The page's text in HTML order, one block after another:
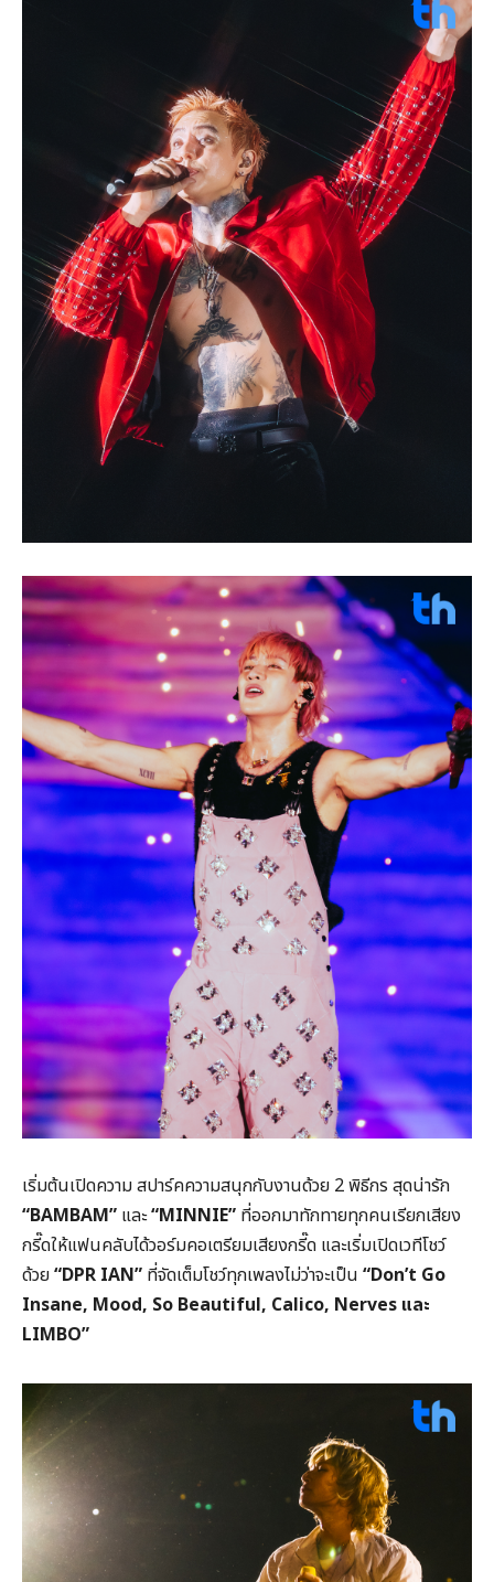
เริ่มต้นเปิดความ สปาร์คความสนุกกับงานด้วย 2 พิธีกร สุดน่ารัก
“BAMBAM” และ“MINNIE” ที่ออกมาทักทายทุกคนเรียกเสียง
กรี๊ดให้แฟนคลับได้วอร์มคอเตรียมเสียงกรี๊ด และเริ่มเปิดเวทีโชว์
ด้วย“DPR IAN” ที่จัดเต็มโชว์ทุกเพลงไม่ว่าจะเป็น “Don’t Go
Insane, Mood, So Beautiful, Calico, Nerves และ
LIMBO”